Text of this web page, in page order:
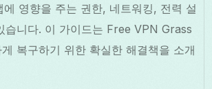
영향을 주는 권한, 네트워킹, 전력 설
습니다. 이 가이드는 Free VPN Grass
복구하기 위한 확실한 해결책을 소개